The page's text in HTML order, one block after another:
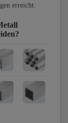
erreicht.